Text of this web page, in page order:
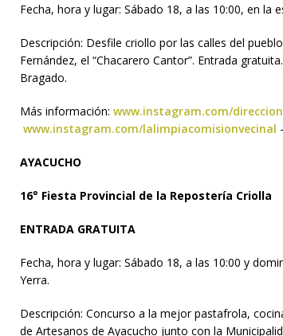
Fecha, hora y lugar: Sábado 18, a las 10:00, en la
Descripción: Desfile criollo por las calles del
Fernández, el “Chacarero Cantor”. Entrada
Bragado.
Más información: www.instagram.com/
www.instagram.com/lalimpiacomisionvecinal
AYACUCHO
16° Fiesta Provincial de la Repostería Criolla
ENTRADA GRATUITA
Fecha, hora y lugar: Sábado 18, a las 10:00 y
Yerra.
Descripción: Concurso a la mejor pastafrola,
de Artesanos de Ayacucho junto con la